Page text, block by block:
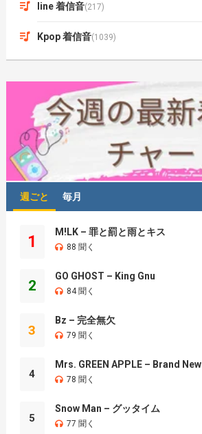
line 着信音(217)
Kpop 着信音(1039)
週ごと 毎月
1
M!LK – 罪と罰と雨とキス
88 聞く
2
GO GHOST – King Gnu
84 聞く
3
Bz – 完全無欠
79 聞く
4
Mrs. GREEN APPLE – Brand New
78 聞く
5
Snow Man – グッタイム
77 聞く